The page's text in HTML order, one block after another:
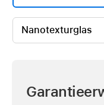
Nanotexturglas